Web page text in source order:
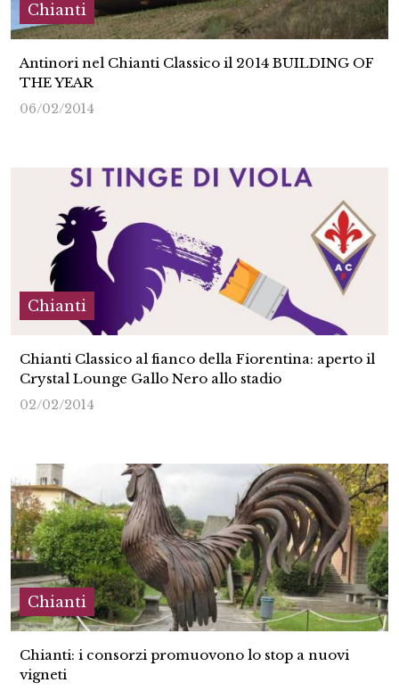
Chianti
Antinori nel Chianti Classico il 2014 BUILDING OF
THE YEAR
06/02/2014
Chianti
Chianti Classico al fianco della Fiorentina: aperto il
Crystal Lounge Gallo Nero allo stadio
02/02/2014
Chianti
Chianti: i consorzi promuovono lo stop a nuovi
vigneti